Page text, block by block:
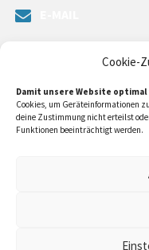
Cookie-
Damit unsere Website
Cookies, um Geräteinformationen
deine Zustimmung nicht erteilst
Funktionen beeinträchtigt werden.
kontaktieren oder direkt
Klicken Siehier…